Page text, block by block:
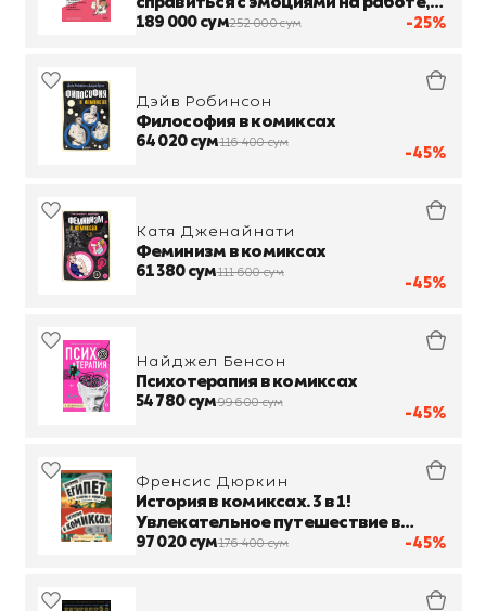
-25%
найти себя и раскрыть свой
189 000 сум252 000 сум
-45%
Дэйв Робинсон
Философия в комиксах
64 020 сум116 400 сум
-45%
Катя Дженайнати
Феминизм в комиксах
61 380 сум111 600 сум
-45%
Найджел Бенсон
Психотерапия в комиксах
54 780 сум99 600 сум
-45%
Френсис Дюркин
История в комиксах. 3 в 1!
Увлекательное путешествие в
прошлое в картинках и играх!
97 020 сум176 400 сум